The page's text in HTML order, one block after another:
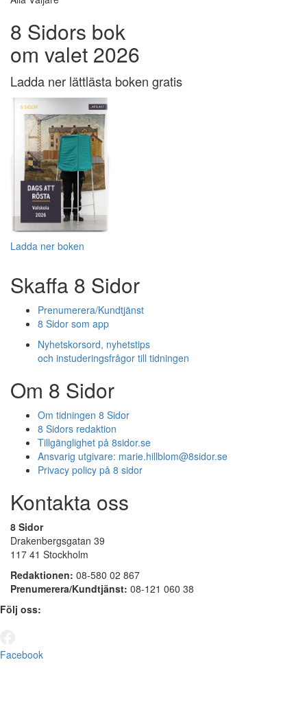
8 Sidors bok
om valet 2026
Ladda ner lättlästa boken gratis
Ladda ner boken
Skaffa 8 Sidor
Prenumerera/Kundtjänst
8 Sidor som app
Nyhetskorsord, nyhetstips
och instuderingsfrågor till tidningen
Om 8 Sidor
Om tidningen 8 Sidor
8 Sidors redaktion
Tillgänglighet på 8sidor.se
Ansvarig utgivare: marie.hillblom@8sidor.se
Privacy policy på 8 sidor
Kontakta oss
8 Sidor
Drakenbergsgatan 39
117 41 Stockholm
Redaktionen: 08-580 02 867
Prenumerera/Kundtjänst: 08-121 060 38
Följ oss:
Facebook